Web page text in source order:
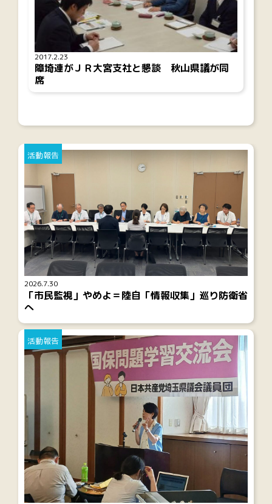
2017.2.23
障埼連がＪＲ大宮支社と懇談 秋山県議が同
席
2026.7.30
活動報告
「市民監視」やめよ＝陸自「情報収集」巡り防衛省
へ
活動報告